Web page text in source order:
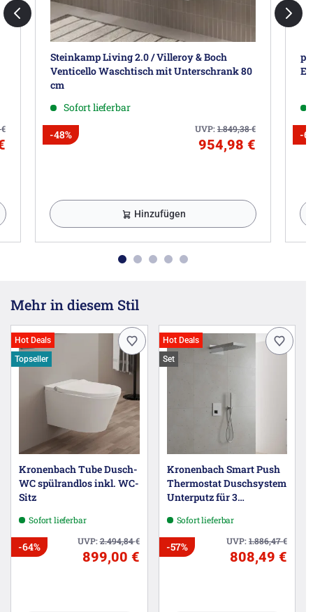
€
Steinkamp Living 2.0 / Villeroy & Boch
Venticello Waschtisch mit Unterschrank 80
cm
Sofort lieferbar
UVP:1.849,38€
-48%
954,98 €
Hinzufügen
-
Mehr in diesem Stil
Hot Deals
Topseller
Kronenbach Tube Dusch-
WC spülrandlos inkl. WC-
Sitz
Sofort lieferbar
UVP:2.494,84€
-64%
899,00 €
Hot Deals
Set
Kronenbach Smart Push
Thermostat Duschsystem
Unterputz für 3
Sofort lieferbar
UVP:1.886,47€
-57%
808,49 €